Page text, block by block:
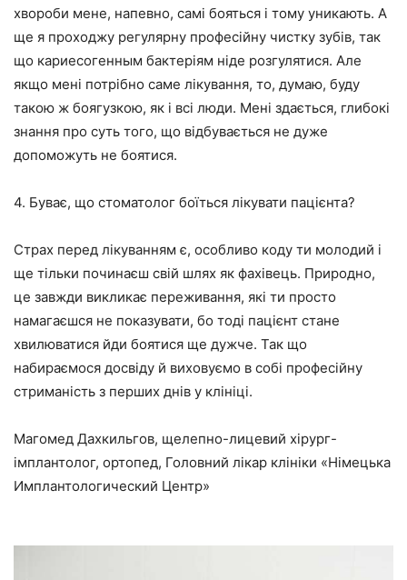
хвороби мене, напевно, самі бояться і тому уникають. А
ще я проходжу регулярну професійну чистку зубів, так
що кариесогенным бактеріям ніде розгулятися. Але
якщо мені потрібно саме лікування, то, думаю, буду
такою ж боягузкою, як і всі люди. Мені здається, глибокі
знання про суть того, що відбувається не дуже
допоможуть не боятися.
4. Буває, що стоматолог боїться лікувати пацієнта?
Страх перед лікуванням є, особливо коду ти молодий і
ще тільки починаєш свій шлях як фахівець. Природно,
це завжди викликає переживання, які ти просто
намагаєшся не показувати, бо тоді пацієнт стане
хвилюватися йди боятися ще дужче. Так що
набираємося досвіду й виховуємо в собі професійну
стриманість з перших днів у клініці.
Магомед Дахкильгов, щелепно-лицевий хірург-
імплантолог, ортопед, Головний лікар клініки «Німецька
Имплантологический Центр»